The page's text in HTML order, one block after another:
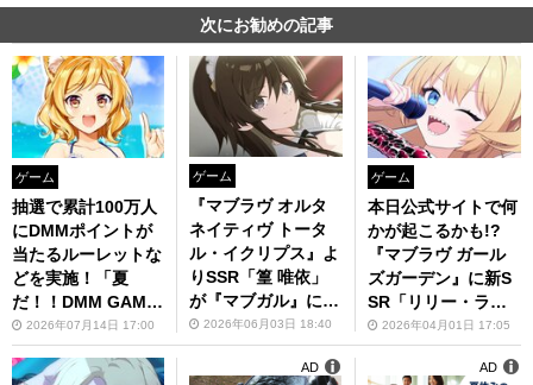
次にお勧めの記事
ゲーム
抽選で累計100万人
にDMMポイントが
当たるルーレットな
どを実施！「夏
だ！！DMM GAME
S水着ジャッ
ク！！'26」を開催
中
2026年07月14日 17:00
ゲーム
『マブラヴ オルタ
ネイティヴ トータ
ル・イクリプス』よ
りSSR「篁 唯依」
が『マブガル』に初
登場！
2026年06月03日 18:40
ゲーム
本日公式サイトで何
かが起こるかも!?
『マブラヴ ガール
ズガーデン』に新S
SR「リリー・ラヴ
ォア」が登場
2026年04月01日 17:05
AD AD